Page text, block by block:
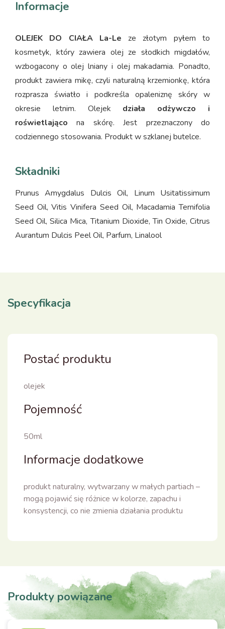
Informacje
OLEJEK DO CIAŁA La-Le ze złotym pyłem to
kosmetyk, który zawiera olej ze słodkich migdałów,
wzbogacony o olej lniany i olej makadamia. Ponadto,
produkt zawiera mikę, czyli naturalną krzemionkę, która
rozprasza światło i podkreśla opaleniznę skóry w
okresie letnim. Olejek działa odżywczo i
roświetlająco na skórę. Jest przeznaczony do
codziennego stosowania. Produkt w szklanej butelce.
Składniki
Prunus Amygdalus Dulcis Oil, Linum Usitatissimum
Seed Oil, Vitis Vinifera Seed Oil, Macadamia Ternifolia
Seed Oil, Silica Mica, Titanium Dioxide, Tin Oxide, Citrus
Aurantum Dulcis Peel Oil, Parfum, Linalool
Specyfikacja
Postać produktu
olejek
Pojemność
50ml
Informacje dodatkowe
produkt naturalny, wytwarzany w małych partiach –
mogą pojawić się różnice w kolorze, zapachu i
konsystencji, co nie zmienia działania produktu
Produkty powiązane